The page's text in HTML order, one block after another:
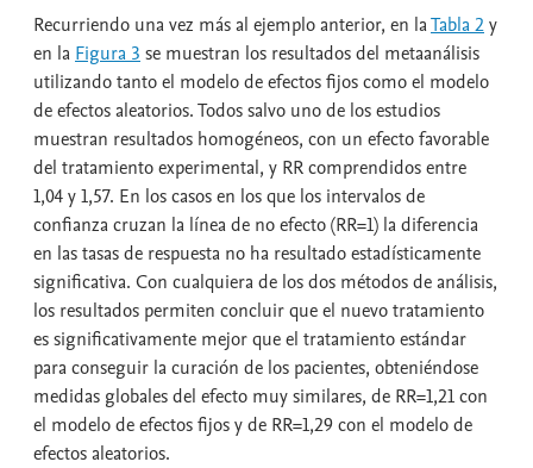
Recurriendo una vez más al ejemplo anterior, en laTabla 2y
en la Figura 3 se muestran los resultados del metaanálisis
utilizando tanto el modelo de efectos fijos como el modelo
de efectos aleatorios. Todos salvo uno de los estudios
muestran resultados homogéneos, con un efecto favorable
del tratamiento experimental, y RR comprendidos entre
1,04 y 1,57. En los casos en los que los intervalos de
confianza cruzan la línea de no efecto (RR=1) la diferencia
en las tasas de respuesta no ha resultado estadísticamente
significativa. Con cualquiera de los dos métodos de análisis,
los resultados permiten concluir que el nuevo tratamiento
es significativamente mejor que el tratamiento estándar
para conseguir la curación de los pacientes, obteniéndose
medidas globales del efecto muy similares, de RR=1,21 con
el modelo de efectos fijos y de RR=1,29 con el modelo de
efectos aleatorios.